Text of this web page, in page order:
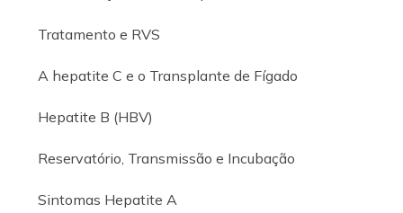
Tratamento e RVS
A hepatite C e o Transplante de Fígado
Hepatite B (HBV)
Reservatório, Transmissão e Incubação
Sintomas Hepatite A